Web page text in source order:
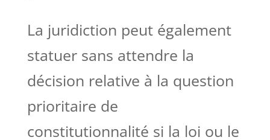
La juridiction peut également
statuer sans attendre la
décision relative à la question
prioritaire de
constitutionnalité si la loi ou le